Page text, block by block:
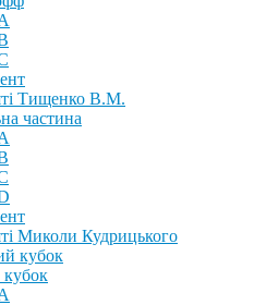
Тищенко В.М.
частина
Миколи Кудрицького
кубок